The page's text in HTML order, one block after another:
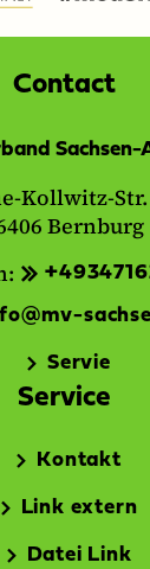
Contact
Sachsen-
Kollwitz-Str.
Bernburg
Servie
Service
Kontakt
Link extern
Datei Link